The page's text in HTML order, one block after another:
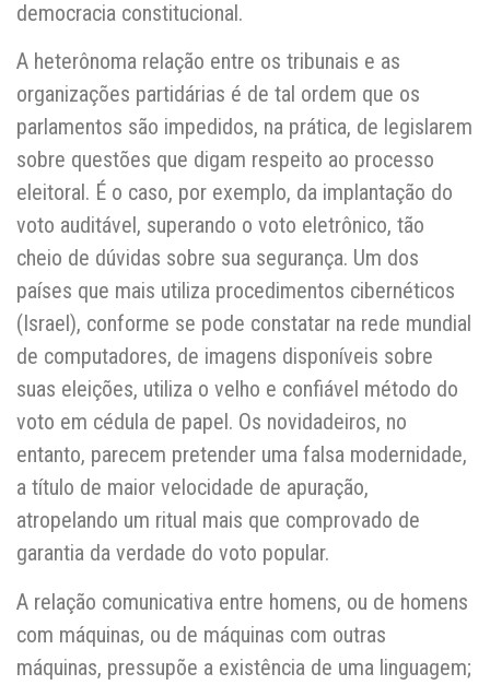
democracia constitucional.
A heterônoma relação entre os tribunais e as
organizações partidárias é de tal ordem que os
parlamentos são impedidos, na prática, de legislarem
sobre questões que digam respeito ao processo
eleitoral. É o caso, por exemplo, da implantação do
voto auditável, superando o voto eletrônico, tão
cheio de dúvidas sobre sua segurança. Um dos
países que mais utiliza procedimentos cibernéticos
(Israel), conforme se pode constatar na rede mundial
de computadores, de imagens disponíveis sobre
suas eleições, utiliza o velho e confiável método do
voto em cédula de papel. Os novidadeiros, no
entanto, parecem pretender uma falsa modernidade,
a título de maior velocidade de apuração,
atropelando um ritual mais que comprovado de
garantia da verdade do voto popular.
A relação comunicativa entre homens, ou de homens
com máquinas, ou de máquinas com outras
máquinas, pressupõe a existência de uma linguagem;